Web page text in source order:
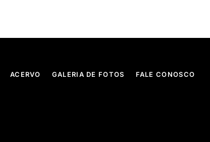
ACERVO GALERIA DE FOTOS FALE CONOSCO